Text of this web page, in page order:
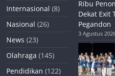
Internasional (8)
Nasional (26)
News (23)
Olahraga (145)
Pendidikan (122)
Ribu
Dekat Exit
Pegandon
3 Agustus